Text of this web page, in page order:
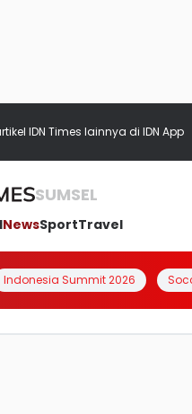
IDN Times lainnya di IDN App
SUMSEL
NewsSportTravel
Indonesia Summit 2026